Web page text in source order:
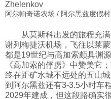
阿尔帕奇诺农场 / 阿尔黑兹度假
从莫斯科出发的旅程充
谢列梅捷沃机场，飞往以莱
都是19世纪与高加索颇具渊
《高加索的俘虏》中赞美它
终在距矿水城不远处的五山
到阿尔黑兹还有3-3.5小时车
2029年建成，但这段路确实